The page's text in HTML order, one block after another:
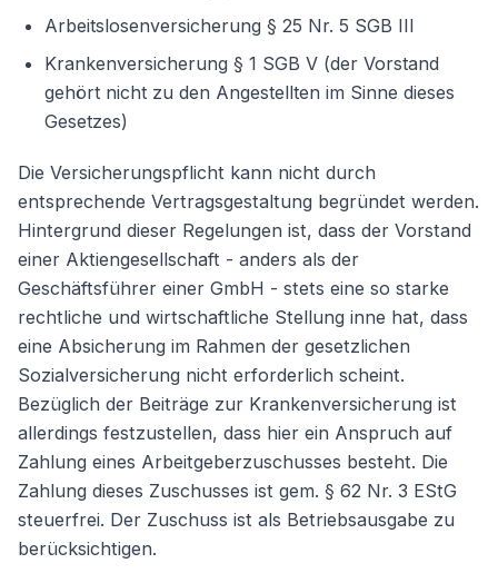
Arbeitslosenversicherung § 25 Nr. 5 SGB III
Krankenversicherung § 1 SGB V (der Vorstand
gehört nicht zu den Angestellten im Sinne dieses
Gesetzes)
Die Versicherungspflicht kann nicht durch
entsprechende Vertragsgestaltung begründet werden.
Hintergrund dieser Regelungen ist, dass der Vorstand
einer Aktiengesellschaft - anders als der
Geschäftsführer einer GmbH - stets eine so starke
rechtliche und wirtschaftliche Stellung inne hat, dass
eine Absicherung im Rahmen der gesetzlichen
Sozialversicherung nicht erforderlich scheint.
Bezüglich der Beiträge zur Krankenversicherung ist
allerdings festzustellen, dass hier ein Anspruch auf
Zahlung eines Arbeitgeberzuschusses besteht. Die
Zahlung dieses Zuschusses ist gem. § 62 Nr. 3 EStG
steuerfrei. Der Zuschuss ist als Betriebsausgabe zu
berücksichtigen.